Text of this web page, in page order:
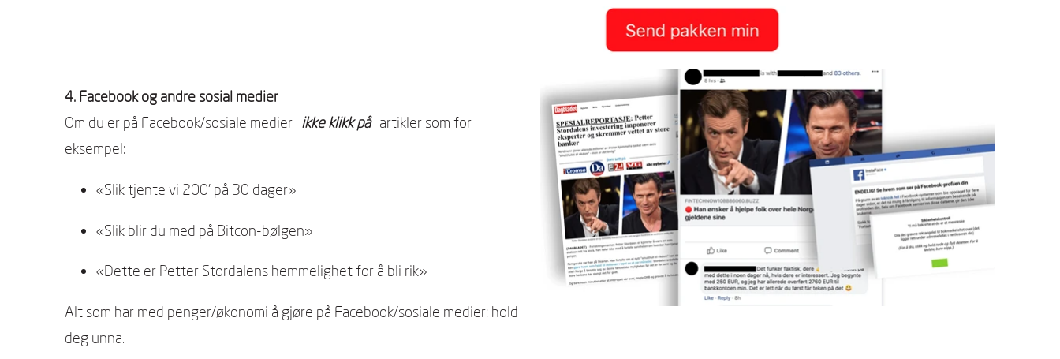
4. Facebook og andre sosial medier
Om du er på Facebook/sosiale medier ikke klikk påartikler som for
eksempel:
«Slik tjente vi 200’ på 30 dager»
«Slik blir du med på Bitcon-bølgen»
«Dette er Petter Stordalens hemmelighet for å bli rik»
Alt som har med penger/økonomi å gjøre på Facebook/sosiale medier: hold
deg unna.